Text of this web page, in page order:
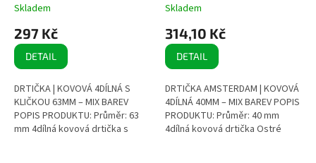
Skladem
297 Kč
DETAIL
DRTIČKA | KOVOVÁ 4DÍLNÁ S
KLIČKOU 63MM – MIX BAREV
POPIS PRODUKTU: Průměr: 63
mm 4dílná kovová drtička s
Skladem
314,10 Kč
DETAIL
DRTIČKA AMSTERDAM | KOVOVÁ
4DÍLNÁ 40MM – MIX BAREV POPIS
PRODUKTU: Průměr: 40 mm
4dílná kovová drtička Ostré